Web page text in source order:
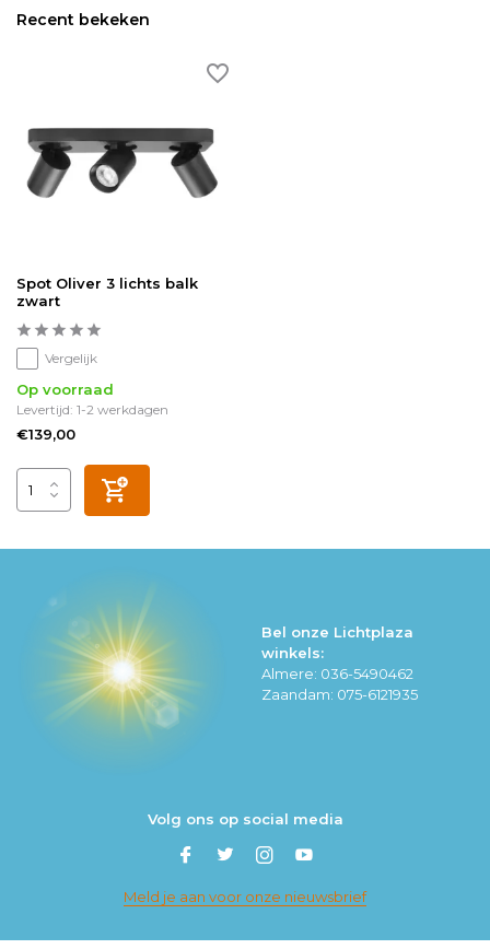
Recent bekeken
Spot Oliver 3 lichts balk
zwart
Vergelijk
Op voorraad
Levertijd: 1-2 werkdagen
€139,00
Bel onze Lichtplaza
winkels:
Almere: 036-5490462
Zaandam: 075-6121935
Volg ons op social media
Meld je aan voor onze nieuwsbrief